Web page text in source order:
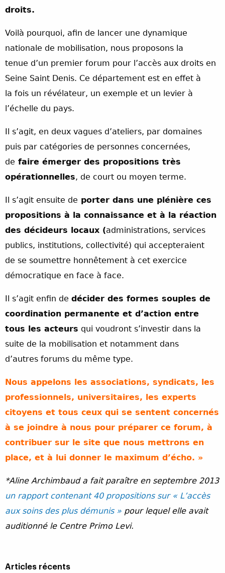
droits.
Voilà pourquoi, afin de lancer une dynamique
nationale de mobilisation, nous proposons la
tenue d’un premier forum pour l’accès aux droits en
Seine Saint Denis. Ce département est en effet à
la fois un révélateur, un exemple et un levier à
l’échelle du pays.
Il s’agit, en deux vagues d’ateliers, par domaines
puis par catégories de personnes concernées,
de faire émerger des propositions très
opérationnelles, de court ou moyen terme.
Il s’agit ensuite de porter dans une plénière ces
propositions à la connaissance et à la réaction
des décideurs locaux (administrations, services
publics, institutions, collectivité) qui accepteraient
de se soumettre honnêtement à cet exercice
démocratique en face à face.
Il s’agit enfin de décider des formes souples de
coordination permanente et d’action entre
tous les acteurs qui voudront s’investir dans la
suite de la mobilisation et notamment dans
d’autres forums du même type.
Nous appelons les associations, syndicats, les
professionnels, universitaires, les experts
citoyens et tous ceux qui se sentent concernés
à se joindre à nous pour préparer ce forum, à
contribuer sur le site que nous mettrons en
place, et à lui donner le maximum d’écho. »
*Aline Archimbaud a fait paraître en septembre 2013
un rapport contenant 40 propositions sur « L’accès
aux soins des plus démunis » pour lequel elle avait
auditionné le Centre Primo Levi.
Articles récents